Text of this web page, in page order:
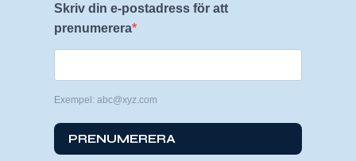
Skriv din e-postadress för att
prenumerera
Exempel: abc@xyz.com
PRENUMERERA